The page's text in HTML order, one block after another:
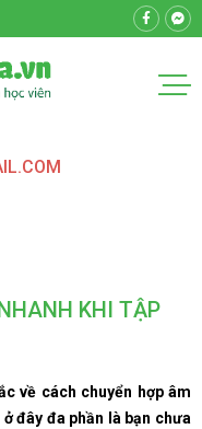
KHI TẬP
về cách chuyển hợp âm
đây đa phần là bạn chưa